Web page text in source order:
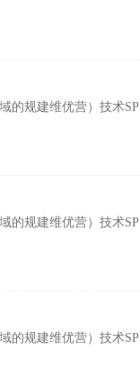
规建维优营）技术
规建维优营）技术
规建维优营）技术